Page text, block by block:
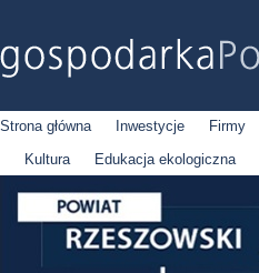
Strona główna Inwestycje Firmy
Kultura
Edukacja ekologiczna